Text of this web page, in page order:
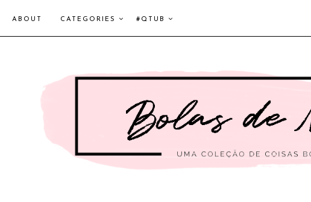
ABOUT CATEGORIES #QTUB